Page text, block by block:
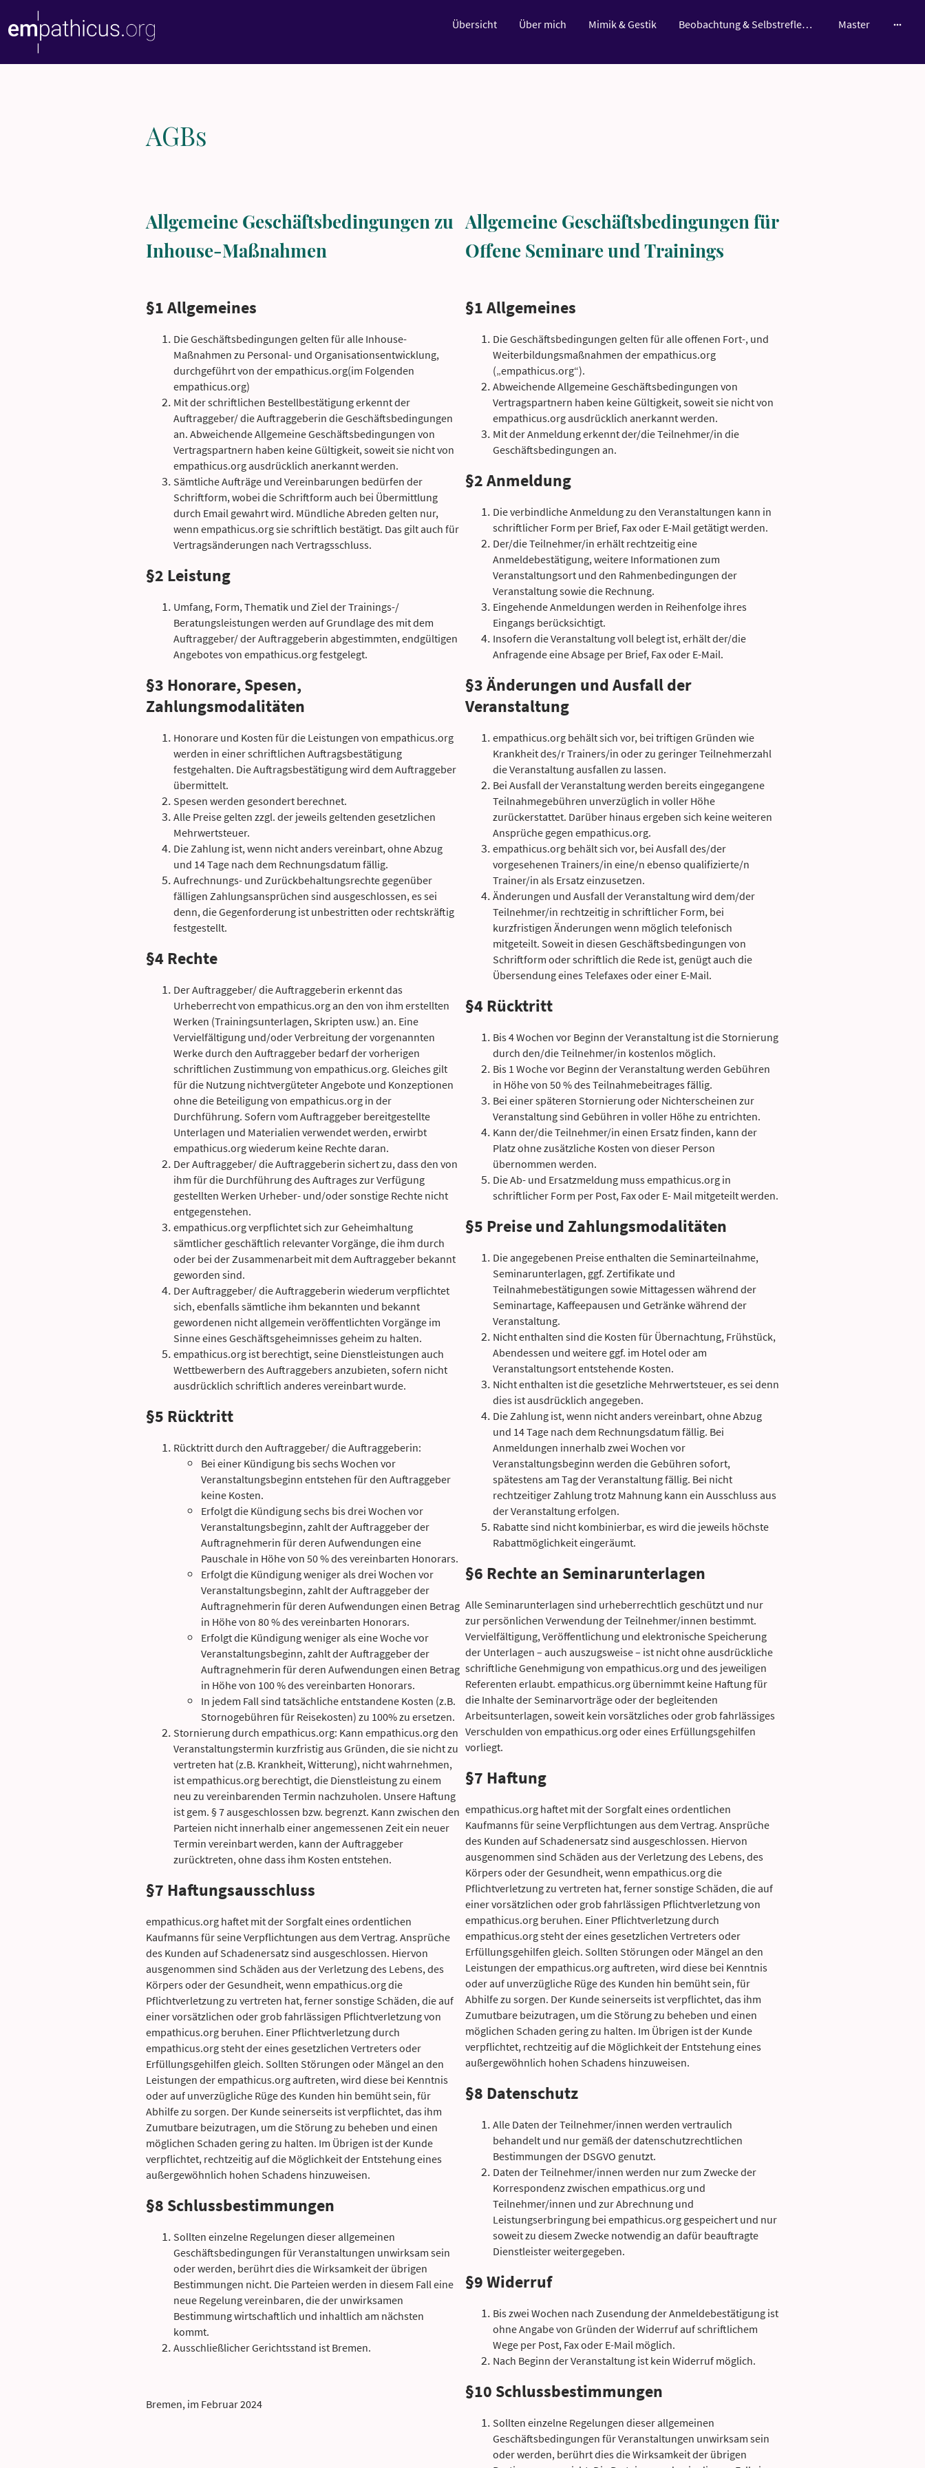
Übersicht Über mich Mimik & Gestik Beobachtung & Selbstreflexion Master
AGBs
Allgemeine Geschäftsbedingungen zu
Inhouse-Maßnahmen
§1 Allgemeines
Die Geschäftsbedingungen gelten für alle Inhouse-
Maßnahmen zu Personal- und Organisationsentwicklung,
durchgeführt von der empathicus.org(im Folgenden
empathicus.org)
Mit der schriftlichen Bestellbestätigung erkennt der
Auftraggeber/ die Auftraggeberin die Geschäftsbedingungen
an. Abweichende Allgemeine Geschäftsbedingungen von
Vertragspartnern haben keine Gültigkeit, soweit sie nicht von
empathicus.org ausdrücklich anerkannt werden.
Sämtliche Aufträge und Vereinbarungen bedürfen der
Schriftform, wobei die Schriftform auch bei Übermittlung
durch Email gewahrt wird. Mündliche Abreden gelten nur,
wenn empathicus.org sie schriftlich bestätigt. Das gilt auch für
Vertragsänderungen nach Vertragsschluss.
§2 Leistung
Umfang, Form, Thematik und Ziel der Trainings-/
Beratungsleistungen werden auf Grundlage des mit dem
Auftraggeber/ der Auftraggeberin abgestimmten, endgültigen
Angebotes von empathicus.org festgelegt.
§3 Honorare, Spesen,
Zahlungsmodalitäten
Honorare und Kosten für die Leistungen von empathicus.org
werden in einer schriftlichen Auftragsbestätigung
festgehalten. Die Auftragsbestätigung wird dem Auftraggeber
übermittelt.
Spesen werden gesondert berechnet.
Alle Preise gelten zzgl. der jeweils geltenden gesetzlichen
Mehrwertsteuer.
Die Zahlung ist, wenn nicht anders vereinbart, ohne Abzug
und 14 Tage nach dem Rechnungsdatum fällig.
Aufrechnungs- und Zurückbehaltungsrechte gegenüber
fälligen Zahlungsansprüchen sind ausgeschlossen, es sei
denn, die Gegenforderung ist unbestritten oder rechtskräftig
festgestellt.
§4 Rechte
Der Auftraggeber/ die Auftraggeberin erkennt das
Urheberrecht von empathicus.org an den von ihm erstellten
Werken (Trainingsunterlagen, Skripten usw.) an. Eine
Vervielfältigung und/oder Verbreitung der vorgenannten
Werke durch den Auftraggeber bedarf der vorherigen
schriftlichen Zustimmung von empathicus.org. Gleiches gilt
für die Nutzung nichtvergüteter Angebote und Konzeptionen
ohne die Beteiligung von empathicus.org in der
Durchführung. Sofern vom Auftraggeber bereitgestellte
Unterlagen und Materialien verwendet werden, erwirbt
empathicus.org wiederum keine Rechte daran.
Der Auftraggeber/ die Auftraggeberin sichert zu, dass den von
ihm für die Durchführung des Auftrages zur Verfügung
gestellten Werken Urheber- und/oder sonstige Rechte nicht
entgegenstehen.
empathicus.org verpflichtet sich zur Geheimhaltung
sämtlicher geschäftlich relevanter Vorgänge, die ihm durch
oder bei der Zusammenarbeit mit dem Auftraggeber bekannt
geworden sind.
Der Auftraggeber/ die Auftraggeberin wiederum verpflichtet
sich, ebenfalls sämtliche ihm bekannten und bekannt
gewordenen nicht allgemein veröffentlichten Vorgänge im
Sinne eines Geschäftsgeheimnisses geheim zu halten.
empathicus.org ist berechtigt, seine Dienstleistungen auch
Wettbewerbern des Auftraggebers anzubieten, sofern nicht
ausdrücklich schriftlich anderes vereinbart wurde.
§5 Rücktritt
Rücktritt durch den Auftraggeber/ die Auftraggeberin:
Bei einer Kündigung bis sechs Wochen vor
Veranstaltungsbeginn entstehen für den Auftraggeber
keine Kosten.
Erfolgt die Kündigung sechs bis drei Wochen vor
Veranstaltungsbeginn, zahlt der Auftraggeber der
Auftragnehmerin für deren Aufwendungen eine
Pauschale in Höhe von 50 % des vereinbarten Honorars.
Erfolgt die Kündigung weniger als drei Wochen vor
Veranstaltungsbeginn, zahlt der Auftraggeber der
Auftragnehmerin für deren Aufwendungen einen Betrag
in Höhe von 80 % des vereinbarten Honorars.
Erfolgt die Kündigung weniger als eine Woche vor
Veranstaltungsbeginn, zahlt der Auftraggeber der
Auftragnehmerin für deren Aufwendungen einen Betrag
in Höhe von 100 % des vereinbarten Honorars.
In jedem Fall sind tatsächliche entstandene Kosten (z.B.
Stornogebühren für Reisekosten) zu 100% zu ersetzen.
Stornierung durch empathicus.org: Kann empathicus.org den
Veranstaltungstermin kurzfristig aus Gründen, die sie nicht zu
vertreten hat (z.B. Krankheit, Witterung), nicht wahrnehmen,
ist empathicus.org berechtigt, die Dienstleistung zu einem
neu zu vereinbarenden Termin nachzuholen. Unsere Haftung
ist gem. § 7 ausgeschlossen bzw. begrenzt. Kann zwischen den
Parteien nicht innerhalb einer angemessenen Zeit ein neuer
Termin vereinbart werden, kann der Auftraggeber
zurücktreten, ohne dass ihm Kosten entstehen.
§7 Haftungsausschluss
empathicus.org haftet mit der Sorgfalt eines ordentlichen
Kaufmanns für seine Verpflichtungen aus dem Vertrag. Ansprüche
des Kunden auf Schadenersatz sind ausgeschlossen. Hiervon
ausgenommen sind Schäden aus der Verletzung des Lebens, des
Körpers oder der Gesundheit, wenn empathicus.org die
Pflichtverletzung zu vertreten hat, ferner sonstige Schäden, die auf
einer vorsätzlichen oder grob fahrlässigen Pflichtverletzung von
empathicus.org beruhen. Einer Pflichtverletzung durch
empathicus.org steht der eines gesetzlichen Vertreters oder
Erfüllungsgehilfen gleich. Sollten Störungen oder Mängel an den
Leistungen der empathicus.org auftreten, wird diese bei Kenntnis
oder auf unverzügliche Rüge des Kunden hin bemüht sein, für
Abhilfe zu sorgen. Der Kunde seinerseits ist verpflichtet, das ihm
Zumutbare beizutragen, um die Störung zu beheben und einen
möglichen Schaden gering zu halten. Im Übrigen ist der Kunde
verpflichtet, rechtzeitig auf die Möglichkeit der Entstehung eines
außergewöhnlich hohen Schadens hinzuweisen.
§8 Schlussbestimmungen
Sollten einzelne Regelungen dieser allgemeinen
Geschäftsbedingungen für Veranstaltungen unwirksam sein
oder werden, berührt dies die Wirksamkeit der übrigen
Bestimmungen nicht. Die Parteien werden in diesem Fall eine
neue Regelung vereinbaren, die der unwirksamen
Bestimmung wirtschaftlich und inhaltlich am nächsten
kommt.
Ausschließlicher Gerichtsstand ist Bremen.
Bremen, im Februar 2024
Allgemeine Geschäftsbedingungen für
Offene Seminare und Trainings
§1 Allgemeines
Die Geschäftsbedingungen gelten für alle offenen Fort-, und
Weiterbildungsmaßnahmen der empathicus.org
(„empathicus.org“).
Abweichende Allgemeine Geschäftsbedingungen von
Vertragspartnern haben keine Gültigkeit, soweit sie nicht von
empathicus.org ausdrücklich anerkannt werden.
Mit der Anmeldung erkennt der/die Teilnehmer/in die
Geschäftsbedingungen an.
§2 Anmeldung
Die verbindliche Anmeldung zu den Veranstaltungen kann in
schriftlicher Form per Brief, Fax oder E-Mail getätigt werden.
Der/die Teilnehmer/in erhält rechtzeitig eine
Anmeldebestätigung, weitere Informationen zum
Veranstaltungsort und den Rahmenbedingungen der
Veranstaltung sowie die Rechnung.
Eingehende Anmeldungen werden in Reihenfolge ihres
Eingangs berücksichtigt.
Insofern die Veranstaltung voll belegt ist, erhält der/die
Anfragende eine Absage per Brief, Fax oder E-Mail.
§3 Änderungen und Ausfall der
Veranstaltung
empathicus.org behält sich vor, bei triftigen Gründen wie
Krankheit des/r Trainers/in oder zu geringer Teilnehmerzahl
die Veranstaltung ausfallen zu lassen.
Bei Ausfall der Veranstaltung werden bereits eingegangene
Teilnahmegebühren unverzüglich in voller Höhe
zurückerstattet. Darüber hinaus ergeben sich keine weiteren
Ansprüche gegen empathicus.org.
empathicus.org behält sich vor, bei Ausfall des/der
vorgesehenen Trainers/in eine/n ebenso qualifizierte/n
Trainer/in als Ersatz einzusetzen.
Änderungen und Ausfall der Veranstaltung wird dem/der
Teilnehmer/in rechtzeitig in schriftlicher Form, bei
kurzfristigen Änderungen wenn möglich telefonisch
mitgeteilt. Soweit in diesen Geschäftsbedingungen von
Schriftform oder schriftlich die Rede ist, genügt auch die
Übersendung eines Telefaxes oder einer E-Mail.
§4 Rücktritt
Bis 4 Wochen vor Beginn der Veranstaltung ist die Stornierung
durch den/die Teilnehmer/in kostenlos möglich.
Bis 1 Woche vor Beginn der Veranstaltung werden Gebühren
in Höhe von 50 % des Teilnahmebeitrages fällig.
Bei einer späteren Stornierung oder Nichterscheinen zur
Veranstaltung sind Gebühren in voller Höhe zu entrichten.
Kann der/die Teilnehmer/in einen Ersatz finden, kann der
Platz ohne zusätzliche Kosten von dieser Person
übernommen werden.
Die Ab- und Ersatzmeldung muss empathicus.org in
schriftlicher Form per Post, Fax oder E- Mail mitgeteilt werden.
§5 Preise und Zahlungsmodalitäten
Die angegebenen Preise enthalten die Seminarteilnahme,
Seminarunterlagen, ggf. Zertifikate und
Teilnahmebestätigungen sowie Mittagessen während der
Seminartage, Kaffeepausen und Getränke während der
Veranstaltung.
Nicht enthalten sind die Kosten für Übernachtung, Frühstück,
Abendessen und weitere ggf. im Hotel oder am
Veranstaltungsort entstehende Kosten.
Nicht enthalten ist die gesetzliche Mehrwertsteuer, es sei denn
dies ist ausdrücklich angegeben.
Die Zahlung ist, wenn nicht anders vereinbart, ohne Abzug
und 14 Tage nach dem Rechnungsdatum fällig. Bei
Anmeldungen innerhalb zwei Wochen vor
Veranstaltungsbeginn werden die Gebühren sofort,
spätestens am Tag der Veranstaltung fällig. Bei nicht
rechtzeitiger Zahlung trotz Mahnung kann ein Ausschluss aus
der Veranstaltung erfolgen.
Rabatte sind nicht kombinierbar, es wird die jeweils höchste
Rabattmöglichkeit eingeräumt.
§6 Rechte an Seminarunterlagen
Alle Seminarunterlagen sind urheberrechtlich geschützt und nur
zur persönlichen Verwendung der Teilnehmer/innen bestimmt.
Vervielfältigung, Veröffentlichung und elektronische Speicherung
der Unterlagen – auch auszugsweise – ist nicht ohne ausdrückliche
schriftliche Genehmigung von empathicus.org und des jeweiligen
Referenten erlaubt. empathicus.org übernimmt keine Haftung für
die Inhalte der Seminarvorträge oder der begleitenden
Arbeitsunterlagen, soweit kein vorsätzliches oder grob fahrlässiges
Verschulden von empathicus.org oder eines Erfüllungsgehilfen
vorliegt.
§7 Haftung
empathicus.org haftet mit der Sorgfalt eines ordentlichen
Kaufmanns für seine Verpflichtungen aus dem Vertrag. Ansprüche
des Kunden auf Schadenersatz sind ausgeschlossen. Hiervon
ausgenommen sind Schäden aus der Verletzung des Lebens, des
Körpers oder der Gesundheit, wenn empathicus.org die
Pflichtverletzung zu vertreten hat, ferner sonstige Schäden, die auf
einer vorsätzlichen oder grob fahrlässigen Pflichtverletzung von
empathicus.org beruhen. Einer Pflichtverletzung durch
empathicus.org steht der eines gesetzlichen Vertreters oder
Erfüllungsgehilfen gleich. Sollten Störungen oder Mängel an den
Leistungen der empathicus.org auftreten, wird diese bei Kenntnis
oder auf unverzügliche Rüge des Kunden hin bemüht sein, für
Abhilfe zu sorgen. Der Kunde seinerseits ist verpflichtet, das ihm
Zumutbare beizutragen, um die Störung zu beheben und einen
möglichen Schaden gering zu halten. Im Übrigen ist der Kunde
verpflichtet, rechtzeitig auf die Möglichkeit der Entstehung eines
außergewöhnlich hohen Schadens hinzuweisen.
§8 Datenschutz
Alle Daten der Teilnehmer/innen werden vertraulich
behandelt und nur gemäß der datenschutzrechtlichen
Bestimmungen der DSGVO genutzt.
Daten der Teilnehmer/innen werden nur zum Zwecke der
Korrespondenz zwischen empathicus.org und
Teilnehmer/innen und zur Abrechnung und
Leistungserbringung bei empathicus.org gespeichert und nur
soweit zu diesem Zwecke notwendig an dafür beauftragte
Dienstleister weitergegeben.
§9 Widerruf
Bis zwei Wochen nach Zusendung der Anmeldebestätigung ist
ohne Angabe von Gründen der Widerruf auf schriftlichem
Wege per Post, Fax oder E-Mail möglich.
Nach Beginn der Veranstaltung ist kein Widerruf möglich.
§10 Schlussbestimmungen
Sollten einzelne Regelungen dieser allgemeinen
Geschäftsbedingungen für Veranstaltungen unwirksam sein
oder werden, berührt dies die Wirksamkeit der übrigen